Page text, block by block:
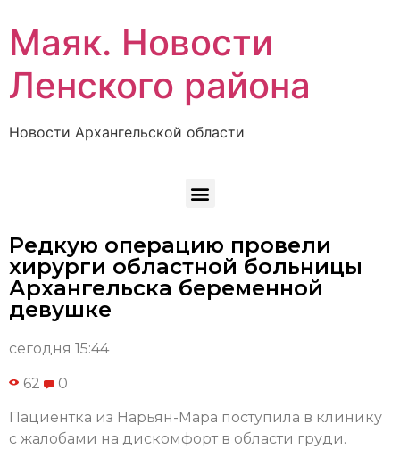
Маяк. Новости
Ленского района
Новости Архангельской области
Редкую операцию провели
хирурги областной больницы
Архангельска беременной
девушке
сегодня 15:44
62 0
Пациентка из Нарьян-Мара поступила в клинику
с жалобами на дискомфорт в области груди.